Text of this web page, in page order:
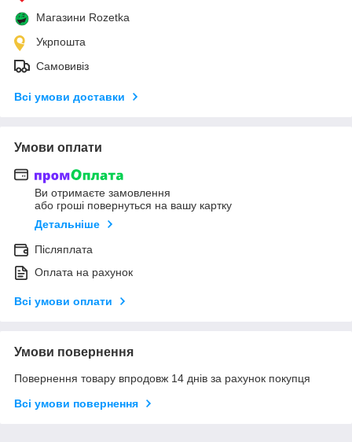
Магазини Rozetka
Укрпошта
Самовивіз
Всі умови доставки
Умови оплати
Ви отримаєте замовлення
або гроші повернуться на вашу картку
Детальніше
Післяплата
Оплата на рахунок
Всі умови оплати
Умови повернення
Повернення товару впродовж 14 днів за рахунок покупця
Всі умови повернення